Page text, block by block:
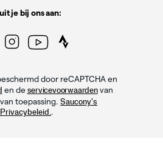
je bij ons aan:
door reCAPTCHA en
en de servicevoorwaardenvan
toepassing. Saucony's
Privacybeleid. .